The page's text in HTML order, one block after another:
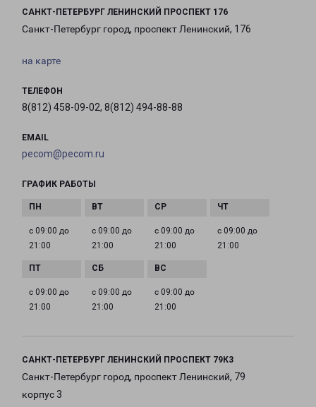
САНКТ-ПЕТЕРБУРГ ЛЕНИНСКИЙ ПРОСПЕКТ 176
Санкт-Петербург город, проспект Ленинский, 176
на карте
ТЕЛЕФОН
8(812) 458-09-02, 8(812) 494-88-88
EMAIL
pecom@pecom.ru
ГРАФИК РАБОТЫ
с 09:00 до
21:00
с 09:00 до
21:00
с 09:00 до
21:00
с 09:00 до
21:00
с 09:00 до
21:00
с 09:00 до
21:00
с 09:00 до
21:00
САНКТ-ПЕТЕРБУРГ ЛЕНИНСКИЙ ПРОСПЕКТ 79К3
Санкт-Петербург город, проспект Ленинский, 79
корпус 3